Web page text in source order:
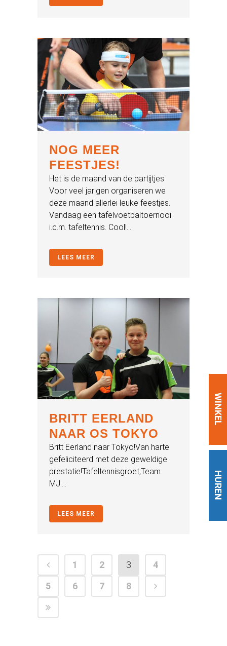
HUREN
WINKEL
NOG MEER
FEESTJES!
Het is de maand van de partijtjes.
Voor veel jarigen organiseren we
deze maand allerlei leuke feestjes.
Vandaag een tafelvoetbaltoernooi
i.c.m. tafeltennis. Cool!...
LEES MEER
BRITT EERLAND
NAAR OS TOKYO
Britt Eerland naar Tokyo!Van harte
gefeliciteerd met deze geweldige
prestatie!Tafeltennisgroet,Team
MJ....
LEES MEER
1 2 3
4
5
6 7 8